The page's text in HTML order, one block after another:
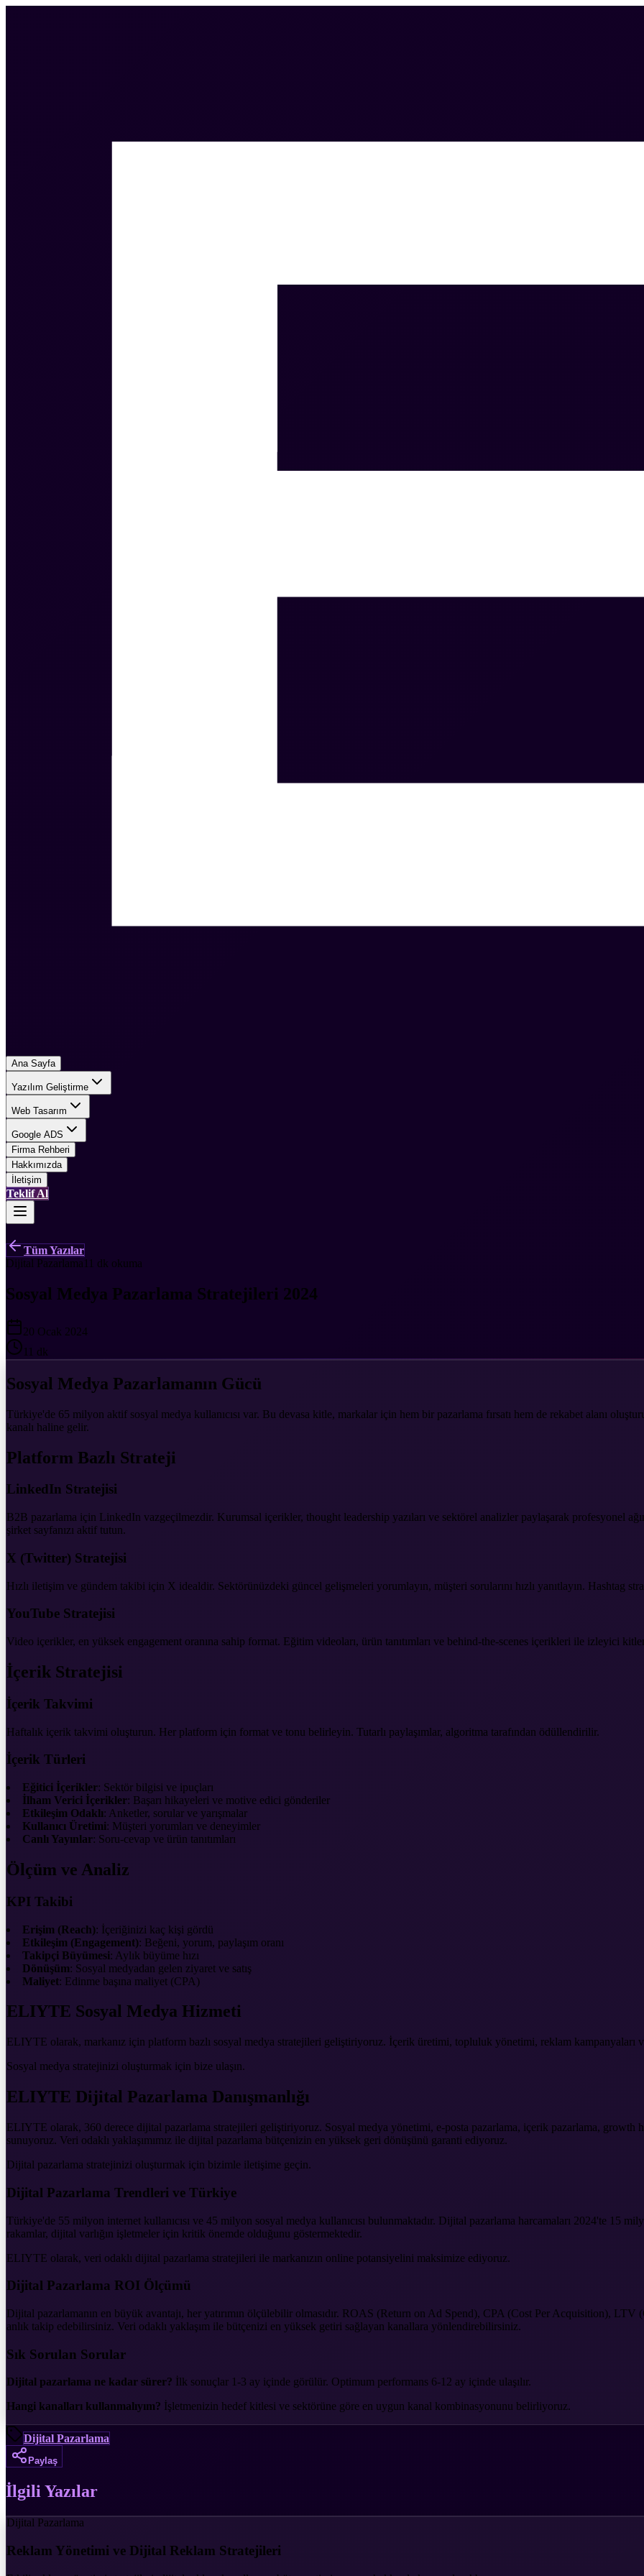
Ana Sayfa
Yazılım Geliştirme
Web Tasarım
Google ADS
Firma Rehberi
Hakkımızda
İletişim
Teklif Al
Tüm Yazılar
Dijital Pazarlama 11 dk okuma
Sosyal Medya Pazarlama Stratejileri 2024
20 Ocak 2024
11 dk
Sosyal Medya Pazarlamanın Gücü
Türkiye'de 65 milyon aktif sosyal medya kullanıcısı var. Bu devasa kitle, markalar için hem bir pazarlama fırsatı hem de rekabet alanı
kanalı haline gelir.
Platform Bazlı Strateji
LinkedIn Stratejisi
B2B pazarlama için LinkedIn vazgeçilmezdir. Kurumsal içerikler, thought leadership yazıları ve sektörel analizler paylaşarak profesyonel
şirket sayfanızı aktif tutun.
X (Twitter) Stratejisi
Hızlı iletişim ve gündem takibi için X idealdir. Sektörünüzdeki güncel gelişmeleri yorumlayın, müşteri sorularını hızlı yanıtlayın. Hashtag
YouTube Stratejisi
Video içerikler, en yüksek engagement oranına sahip format. Eğitim videoları, ürün tanıtımları ve behind-the-scenes içerikleri ile izleyici
İçerik Stratejisi
İçerik Takvimi
Haftalık içerik takvimi oluşturun. Her platform için format ve tonu belirleyin. Tutarlı paylaşımlar, algoritma tarafından ödüllendirilir.
İçerik Türleri
Eğitici İçerikler: Sektör bilgisi ve ipuçları
İlham Verici İçerikler: Başarı hikayeleri ve motive edici gönderiler
Etkileşim Odaklı: Anketler, sorular ve yarışmalar
Kullanıcı Üretimi: Müşteri yorumları ve deneyimler
Canlı Yayınlar: Soru-cevap ve ürün tanıtımları
Ölçüm ve Analiz
KPI Takibi
Erişim (Reach): İçeriğinizi kaç kişi gördü
Etkileşim (Engagement): Beğeni, yorum, paylaşım oranı
Takipçi Büyümesi: Aylık büyüme hızı
Dönüşüm: Sosyal medyadan gelen ziyaret ve satış
Maliyet: Edinme başına maliyet (CPA)
ELIYTE Sosyal Medya Hizmeti
ELIYTE olarak, markanız için platform bazlı sosyal medya stratejileri geliştiriyoruz. İçerik üretimi, topluluk yönetimi, reklam kampanyaları
Sosyal medya stratejinizi oluşturmak için bize ulaşın.
ELIYTE Dijital Pazarlama Danışmanlığı
ELIYTE olarak, 360 derece dijital pazarlama stratejileri geliştiriyoruz. Sosyal medya yönetimi, e-posta pazarlama, içerik pazarlama, growth
sunuyoruz. Veri odaklı yaklaşımımız ile dijital pazarlama bütçenizin en yüksek geri dönüşünü garanti ediyoruz.
Dijital pazarlama stratejinizi oluşturmak için bizimle iletişime geçin.
Dijital Pazarlama Trendleri ve Türkiye
Türkiye'de 55 milyon internet kullanıcısı ve 45 milyon sosyal medya kullanıcısı bulunmaktadır. Dijital pazarlama harcamaları 2024'te 15
rakamlar, dijital varlığın işletmeler için kritik önemde olduğunu göstermektedir.
ELIYTE olarak, veri odaklı dijital pazarlama stratejileri ile markanızın online potansiyelini maksimize ediyoruz.
Dijital Pazarlama ROI Ölçümü
Dijital pazarlamanın en büyük avantajı, her yatırımın ölçülebilir olmasıdır. ROAS (Return on Ad Spend), CPA (Cost Per Acquisition),
anlık takip edebilirsiniz. Veri odaklı yaklaşım ile bütçenizi en yüksek getiri sağlayan kanallara yönlendirebilirsiniz.
Sık Sorulan Sorular
Dijital pazarlama ne kadar sürer? İlk sonuçlar 1-3 ay içinde görülür. Optimum performans 6-12 ay içinde ulaşılır.
Hangi kanalları kullanmalıyım? İşletmenizin hedef kitlesi ve sektörüne göre en uygun kanal kombinasyonunu belirliyoruz.
Dijital Pazarlama
Paylaş
İlgili Yazılar
Dijital Pazarlama
Reklam Yönetimi ve Dijital Reklam Stratejileri